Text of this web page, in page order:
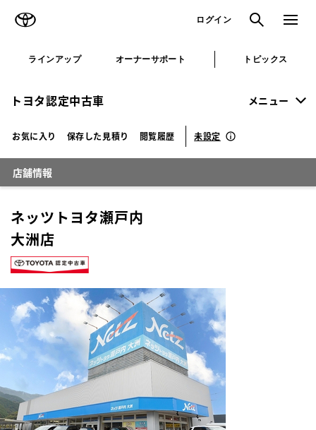
ログイン 検索 メニュ
ラインアップ オーナーサポート トピックス
トヨタ認定中古車 メニュー
お気に入り 保存した見積り 閲覧履歴 未設定
店舗情報
ネッツトヨタ瀬戸内
大洲店